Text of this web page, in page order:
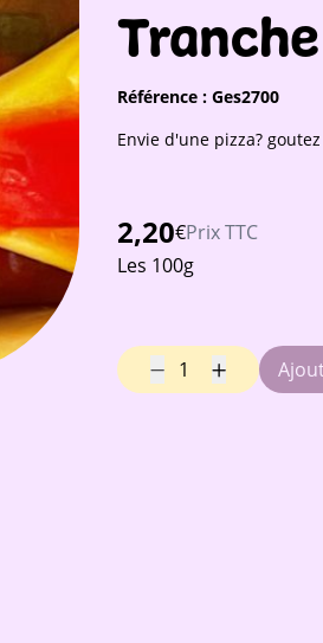
Référence : Ges2700
Envie d'une pizza?
2,20€Prix TTC
Les 100g